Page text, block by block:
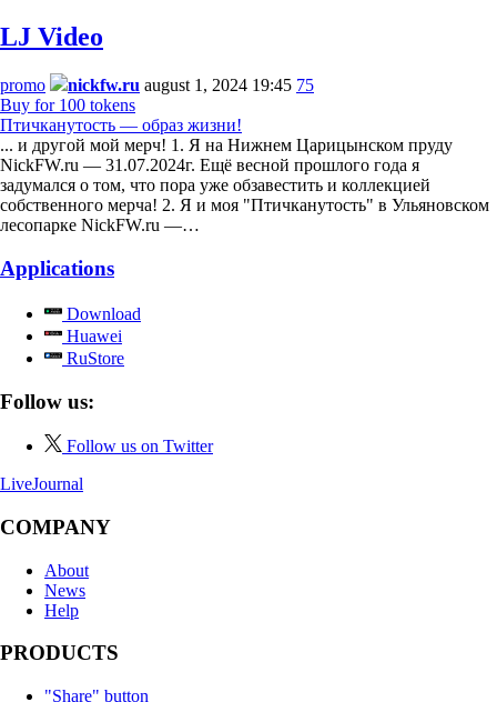
LJ Video
promo nickfw.ru august 1, 2024 19:45 75
Buy for 100 tokens
Птичканутость — образ жизни!
... и другой мой мерч! 1. Я на Нижнем Царицынском пруду
NickFW.ru — 31.07.2024г. Ещё весной прошлого года я
задумался о том, что пора уже обзавестить и коллекцией
собственного мерча! 2. Я и моя "Птичканутость" в Ульяновском
лесопарке NickFW.ru —…
Applications
Download
Huawei
RuStore
Follow us:
Follow us on Twitter
LiveJournal
COMPANY
About
News
Help
PRODUCTS
"Share" button